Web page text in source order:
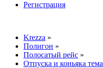
Регистрация
Krezza »
Полигон »
Полосатый рейс »
Отпуска и коньяка тема